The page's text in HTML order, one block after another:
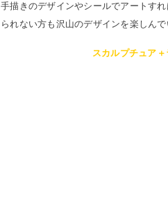
手描きのデザインやシールでアートす
られない方も沢山のデザインを楽しん
スカルプチュア